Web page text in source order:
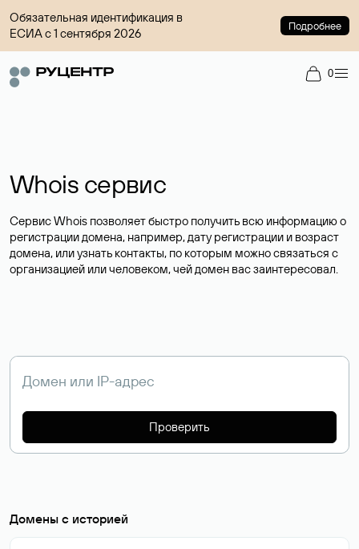
Обязательная идентификация в
ЕСИА с 1 сентября 2026
Подробнее
0
Whois сервис
Сервис Whois позволяет быстро получить всю информацию о
регистрации домена, например, дату регистрации и возраст
домена, или узнать контакты, по которым можно связаться с
организацией или человеком, чей домен вас заинтересовал.
Проверить
Домены с историей